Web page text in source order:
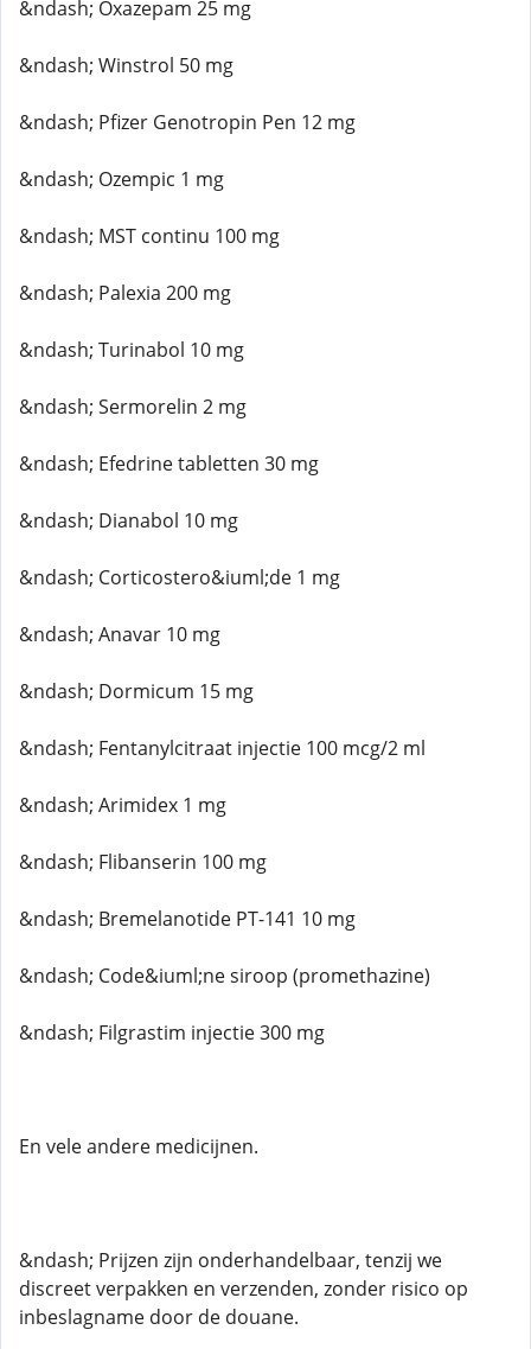
&ndash; Oxazepam 25 mg
&ndash; Winstrol 50 mg
&ndash; Pfizer Genotropin Pen 12 mg
&ndash; Ozempic 1 mg
&ndash; MST continu 100 mg
&ndash; Palexia 200 mg
&ndash; Turinabol 10 mg
&ndash; Sermorelin 2 mg
&ndash; Efedrine tabletten 30 mg
&ndash; Dianabol 10 mg
&ndash; Corticostero&iuml;de 1 mg
&ndash; Anavar 10 mg
&ndash; Dormicum 15 mg
&ndash; Fentanylcitraat injectie 100 mcg/2 ml
&ndash; Arimidex 1 mg
&ndash; Flibanserin 100 mg
&ndash; Bremelanotide PT-141 10 mg
&ndash; Code&iuml;ne siroop (promethazine)
&ndash; Filgrastim injectie 300 mg
En vele andere medicijnen.
&ndash; Prijzen zijn onderhandelbaar, tenzij we
discreet verpakken en verzenden, zonder risico op
inbeslagname door de douane.